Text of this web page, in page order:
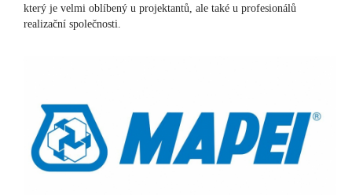
který je velmi oblíbený u projektantů, ale také u profesionálů
realizační společnosti.